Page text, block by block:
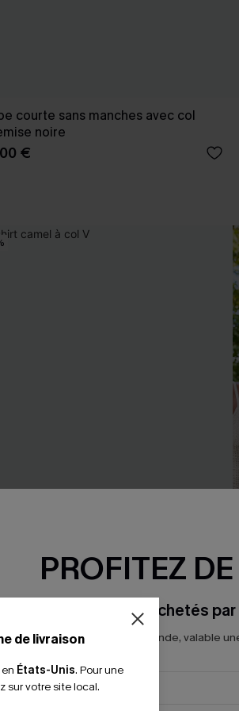
courte sans manches avec col
noire
€
camel à col V
de livraison
États-Unis. Pour une
sur votre site local.
PROFITEZ
-15% dès 2 Achetés
*Un code par commande, valable